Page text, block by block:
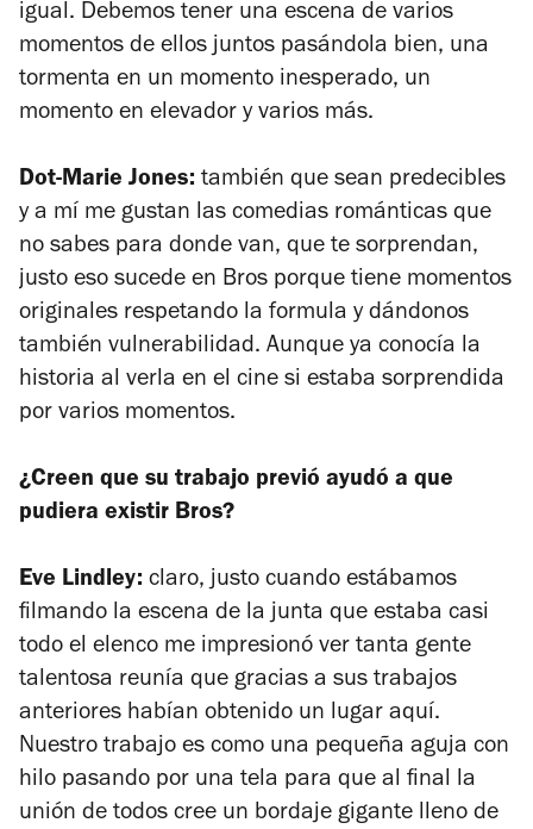
igual. Debemos tener una escena de varios
momentos de ellos juntos pasándola bien, una
tormenta en un momento inesperado, un
momento en elevador y varios más.
Dot-Marie Jones: también que sean predecibles
y a mí me gustan las comedias románticas que
no sabes para donde van, que te sorprendan,
justo eso sucede en Bros porque tiene momentos
originales respetando la formula y dándonos
también vulnerabilidad. Aunque ya conocía la
historia al verla en el cine si estaba sorprendida
por varios momentos.
¿Creen que su trabajo previó ayudó a que
pudiera existir Bros?
Eve Lindley: claro, justo cuando estábamos
filmando la escena de la junta que estaba casi
todo el elenco me impresionó ver tanta gente
talentosa reunía que gracias a sus trabajos
anteriores habían obtenido un lugar aquí.
Nuestro trabajo es como una pequeña aguja con
hilo pasando por una tela para que al final la
unión de todos cree un bordaje gigante lleno de